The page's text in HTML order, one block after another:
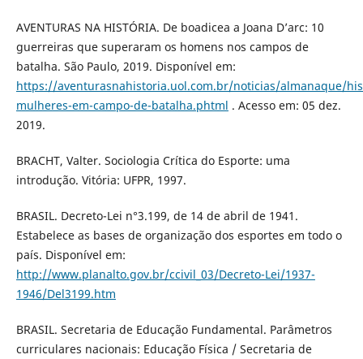
AVENTURAS NA HISTÓRIA. De boadicea a Joana D’arc: 10
guerreiras que superaram os homens nos campos de
batalha. São Paulo, 2019. Disponível em:
https://aventurasnahistoria.uol.com.br/noticias/almanaque/
mulheres-em-campo-de-batalha.phtml . Acesso em: 05 dez.
2019.
BRACHT, Valter. Sociologia Crítica do Esporte: uma
introdução. Vitória: UFPR, 1997.
BRASIL. Decreto-Lei n°3.199, de 14 de abril de 1941.
Estabelece as bases de organização dos esportes em todo o
país. Disponível em:
http://www.planalto.gov.br/ccivil_03/Decreto-Lei/1937-
1946/Del3199.htm
BRASIL. Secretaria de Educação Fundamental. Parâmetros
curriculares nacionais: Educação Física / Secretaria de